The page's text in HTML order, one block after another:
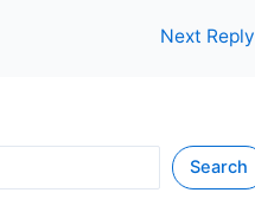
Search
Next Reply